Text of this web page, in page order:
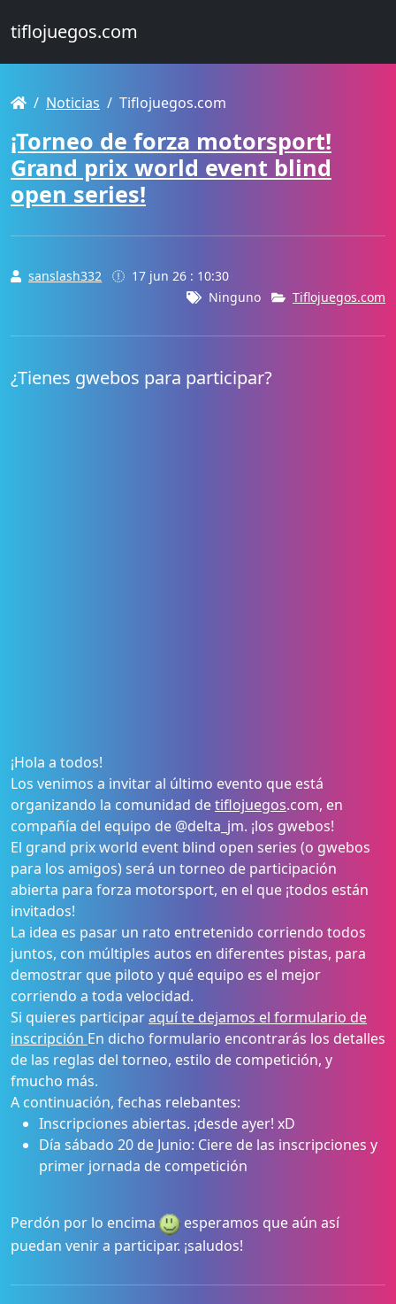
tiflojuegos.com
Noticias Tiflojuegos.com
¡Torneo de forza motorsport!
Grand prix world event blind
open series!
sanslash332
17 jun 26 : 10:30
Ninguno
Tiflojuegos.com
¿Tienes gwebos para participar?
¡Hola a todos!
Los venimos a invitar al último evento que está
organizando la comunidad detiflojuegos.com, en
compañía del equipo de @delta_jm. ¡los gwebos!
El grand prix world event blind open series (o gwebos
para los amigos) será un torneo de participación
abierta para forza motorsport, en el que ¡todos están
invitados!
La idea es pasar un rato entretenido corriendo todos
juntos, con múltiples autos en diferentes pistas, para
demostrar que piloto y qué equipo es el mejor
corriendo a toda velocidad.
Si quieres participaraquí te dejamos el formulario de
inscripción En dicho formulario encontrarás los detalles
de las reglas del torneo, estilo de competición, y
fmucho más.
A continuación, fechas relebantes:
Inscripciones abiertas. ¡desde ayer! xD
Día sábado 20 de Junio: Ciere de las inscripciones y
primer jornada de competición
Perdón por lo encima
esperamos que aún así
puedan venir a participar. ¡saludos!